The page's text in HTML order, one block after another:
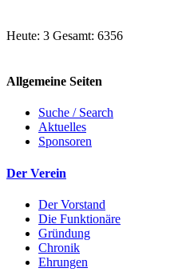
Heute: 3 Gesamt: 6356
Allgemeine Seiten
Suche / Search
Aktuelles
Sponsoren
Der Verein
Der Vorstand
Die Funktionäre
Gründung
Chronik
Ehrungen